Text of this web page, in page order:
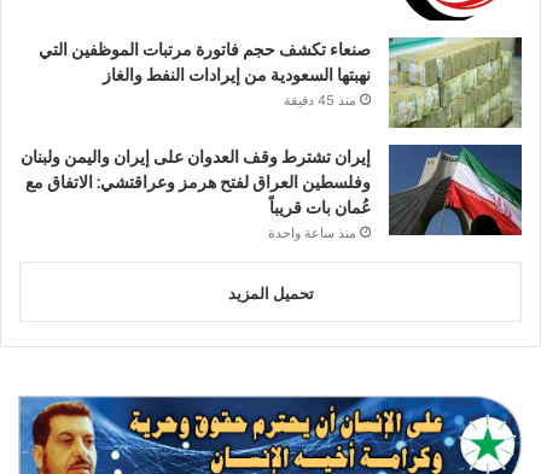
صنعاء تكشف حجم فاتورة مرتبات الموظفين التي
نهبتها السعودية من إيرادات النفط والغاز
منذ 45 دقيقة
إيران تشترط وقف العدوان على إيران واليمن ولبنان
وفلسطين العراق لفتح هرمز وعراقتشي: الاتفاق مع
عُمان بات قريباً
منذ ساعة واحدة
تحميل المزيد